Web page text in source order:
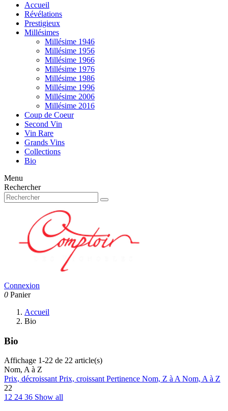
Accueil
Révélations
Prestigieux
Millésimes
Millésime 1946
Millésime 1956
Millésime 1966
Millésime 1976
Millésime 1986
Millésime 1996
Millésime 2006
Millésime 2016
Coup de Coeur
Second Vin
Vin Rare
Grands Vins
Collections
Bio
Menu
Rechercher
Connexion
0 Panier
Accueil
Bio
Bio
Affichage 1-22 de 22 article(s)
Nom, A à Z
Prix, décroissantPrix, croissantPertinence Nom, Z à ANom, A à Z
22
12 24 36 Show all